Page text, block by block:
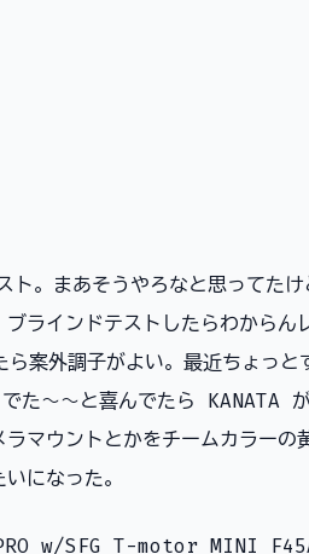
。まあそうやろなと思ってた
ブラインドテストしたらわから
案外調子がよい。最近ちょっと
た〜〜と喜んでたら KANATA
マウントとかをチームカラーの
になった。
w/SFG T-motor MINI